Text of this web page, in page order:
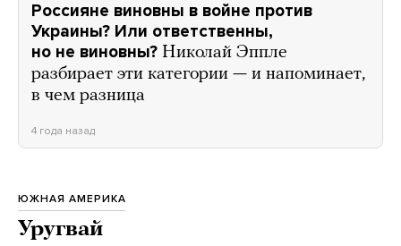
Россияне виновны в войне против
Украины? Или ответственны,
но не виновны? Николай Эппле
разбирает эти категории — и напоминает,
в чем разница
4 года назад
ЮЖНАЯ АМЕРИКА
Уругвай